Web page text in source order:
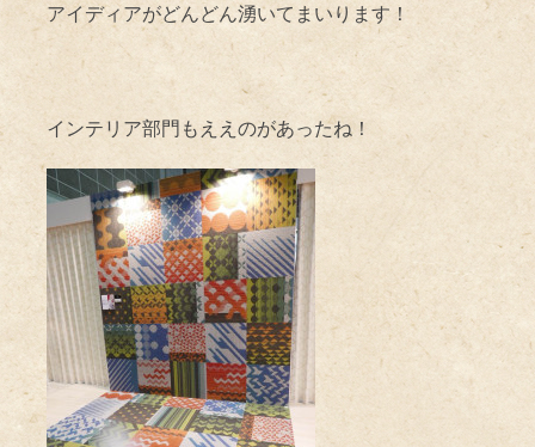
アイディアがどんどん湧いてまいります！
インテリア部門もええのがあったね！